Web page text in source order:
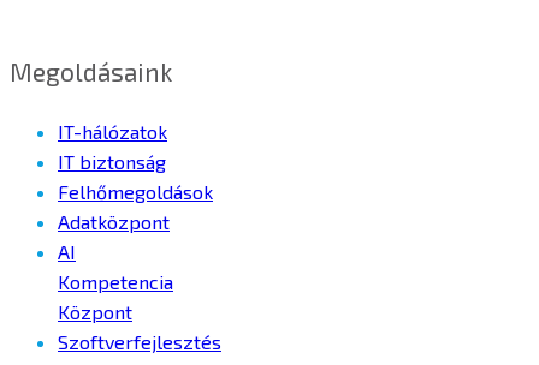
Megoldásaink
IT-hálózatok
IT biztonság
Felhőmegoldások
Adatközpont
AI
Kompetencia
Központ
Szoftverfejlesztés